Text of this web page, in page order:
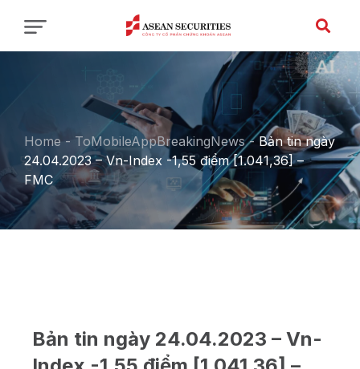
Home - ToMobileAppBreakingNews-Bản tin ngày
24.04.2023 – Vn-Index -1,55 điểm [1.041,36] –
FMC
Bản tin ngày 24.04.2023 – Vn-